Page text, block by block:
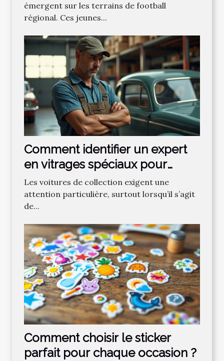
émergent sur les terrains de football
régional. Ces jeunes...
Comment identifier un expert
en vitrages spéciaux pour
voitures de collection ?
Les voitures de collection exigent une
attention particulière, surtout lorsqu’il s’agit
de...
Comment choisir le sticker
parfait pour chaque occasion ?